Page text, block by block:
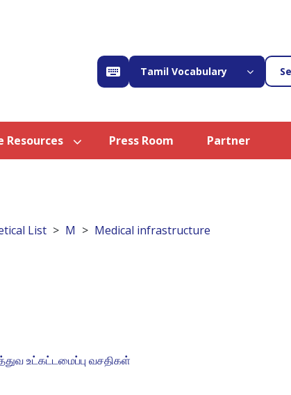
Tamil Vocabulary
Resources Press Room Partner
List M Medical infrastructure
உட்கட்டமைப்பு வசதிகள்